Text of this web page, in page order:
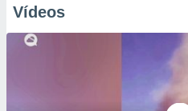
Vídeos